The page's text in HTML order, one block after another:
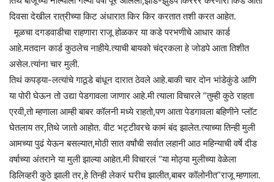
दिवसा देखील रात्रीच्या किट अंधारात किर किर करतात तशी करत आहेत.
मूळचा दगडवाडीचा राहणारा राजू होळकर या कडे परभणीचे आधार कार्ड
आहे.मतदान कार्ड कुठलेच नाहीये.त्याची बायको चंद्रकला हे जोडपे आता तिशीत
असेल.त्यांना चार मुली.
तिथं कपड्या-लत्यांचे गाठूडे बांधून दारात ठेवले आहे.बाकी चार दोन भांडेकुंडे आणि
या पोरी घेऊन तो उद्या पेडगावला जाणार आहे.मी त्याला विचारले “तुम्ही कुठे राहता
एरवी,तो म्हणाला आम्ही बाबर कॉलनी मध्ये राहतो,पण आता पेडगावला बहिणीने प्लॉट
घेतलाय तर,तिथे जातो आहोत. वीट भट्टीवरचे कामं बंद झालेत.त्याच्या तिन्ही मुली
आमच्या पुढं येऊन बसल्यात,मोठी सात वर्षांची सर्वात लहानी आठ महिन्याची वर्षे दीड
वर्षाच्या अंतराने या मुली झाल्या आहेत.मी विचारलं “या मोठ्या मुलीच्या वेळेला
डिलिव्हरी कुठे झाली तर,हे तिन्ही लेकरं घरीच झालीत,बाबर कॉलोनीत”राजू म्हणाला.